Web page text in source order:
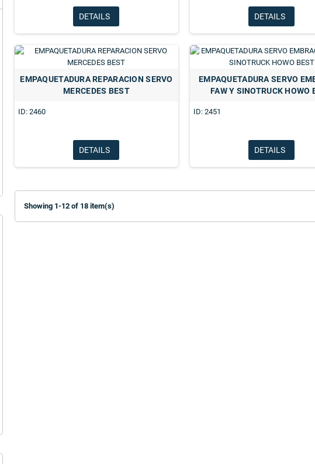
FILTRO SECADOR APLICA TODOS
ROSCA M39X1.5 GRIS ACEITE AGUA
4329011002 WABCO
EMPAQUETADURA VALVULA RELAY
DETAILS DETAILS
EMPAQUETADURA REPARACION SERVO
MERCEDES BEST
ID: 2460
DETAILS
EMPAQUETADURA SERVO
FAW Y SINOTRUCK HOWO
ID: 2451
DETAILS
Showing 1-12 of 18 item(s)